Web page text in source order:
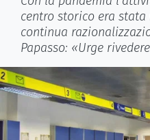
centro storico era
continua
Papasso: «Urge